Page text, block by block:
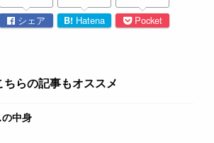
シェア B! Hatena Pocket
ちらの記事もオススメ
中身